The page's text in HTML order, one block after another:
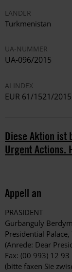
LÄNDER
Turkmenistan
UA-NUMMER
UA-096/2015
AI INDEX
EUR 61/1521/2015
Diese Aktion ist
Urgent Actions.
Appell an
PRÄSIDENT
Gurbanguly
Presidential
(Anrede: Dear
Fax: (00 993) 12 93
(bitte faxen Sie